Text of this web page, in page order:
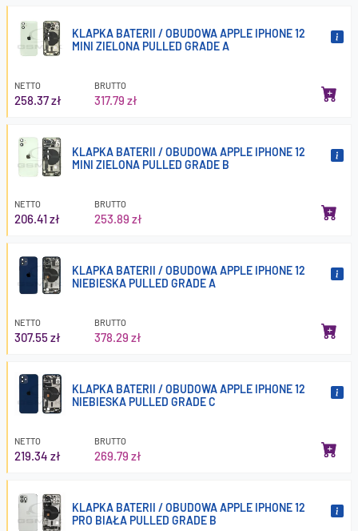
KLAPKA BATERII / OBUDOWA APPLE IPHONE 12
MINI ZIELONA PULLED GRADE A
NETTO
258.37 zł
BRUTTO
317.79 zł
KLAPKA BATERII / OBUDOWA APPLE IPHONE 12
MINI ZIELONA PULLED GRADE B
NETTO
206.41 zł
BRUTTO
253.89 zł
KLAPKA BATERII / OBUDOWA APPLE IPHONE 12
NIEBIESKA PULLED GRADE A
NETTO
307.55 zł
BRUTTO
378.29 zł
KLAPKA BATERII / OBUDOWA APPLE IPHONE 12
NIEBIESKA PULLED GRADE C
NETTO
219.34 zł
BRUTTO
269.79 zł
KLAPKA BATERII / OBUDOWA APPLE IPHONE 12
PRO BIAŁA PULLED GRADE B